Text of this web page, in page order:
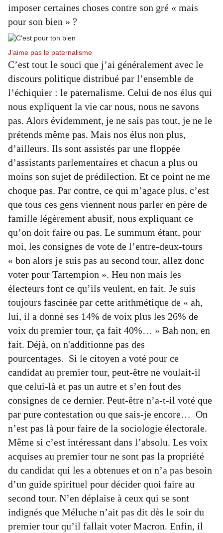
imposer certaines choses contre son gré « mais
pour son bien » ?
J'aime pas le paternalisme
C’est tout le souci que j’ai généralement avec le
discours politique distribué par l’ensemble de
l’échiquier : le paternalisme. Celui de nos élus qui
nous expliquent la vie car nous, nous ne savons
pas. Alors évidemment, je ne sais pas tout, je ne le
prétends même pas. Mais nos élus non plus,
d’ailleurs. Ils sont assistés par une floppée
d’assistants parlementaires et chacun a plus ou
moins son sujet de prédilection. Et ce point ne me
choque pas. Par contre, ce qui m’agace plus, c’est
que tous ces gens viennent nous parler en père de
famille légèrement abusif, nous expliquant ce
qu’on doit faire ou pas. Le summum étant, pour
moi, les consignes de vote de l’entre-deux-tours
« bon alors je suis pas au second tour, allez donc
voter pour Tartempion ». Heu non mais les
électeurs font ce qu’ils veulent, en fait. Je suis
toujours fascinée par cette arithmétique de « ah,
lui, il a donné ses 14% de voix plus les 26% de
voix du premier tour, ça fait 40%… » Bah non, en
fait. Déjà, on n'additionne pas des
pourcentages. Si le citoyen a voté pour ce
candidat au premier tour, peut-être ne voulait-il
que celui-là et pas un autre et s’en fout des
consignes de ce dernier. Peut-être n’a-t-il voté que
par pure contestation ou que sais-je encore… On
n’est pas là pour faire de la sociologie électorale.
Même si c’est intéressant dans l’absolu. Les voix
acquises au premier tour ne sont pas la propriété
du candidat qui les a obtenues et on n’a pas besoin
d’un guide spirituel pour décider quoi faire au
second tour. N’en déplaise à ceux qui se sont
indignés que Méluche n’ait pas dit dès le soir du
premier tour qu’il fallait voter Macron. Enfin, il